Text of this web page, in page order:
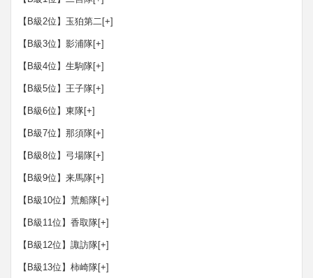
【B級2位】玉狛第二[+]
【B級3位】影浦隊[+]
【B級4位】生駒隊[+]
【B級5位】王子隊[+]
【B級6位】東隊[+]
【B級7位】那須隊[+]
【B級8位】弓場隊[+]
【B級9位】来馬隊[+]
【B級10位】荒船隊[+]
【B級11位】香取隊[+]
【B級12位】諏訪隊[+]
【B級13位】柿崎隊[+]